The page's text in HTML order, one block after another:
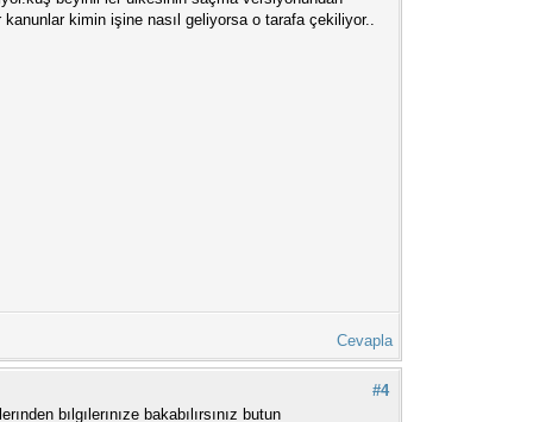
kimin işine nasıl geliyorsa o tarafa çekiliyor..
Cevapla
#4
bılgılerınıze bakabılırsınız butun